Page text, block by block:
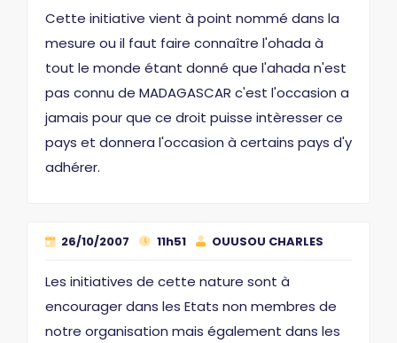
Cette initiative vient à point nommé dans la
mesure ou il faut faire connaître l'ohada à
tout le monde étant donné que l'ahada n'est
pas connu de MADAGASCAR c'est l'occasion a
jamais pour que ce droit puisse intèresser ce
pays et donnera l'occasion à certains pays d'y
adhérer.
26/10/2007 11h51 OUUSOU CHARLES
Les initiatives de cette nature sont à
encourager dans les Etats non membres de
notre organisation mais également dans les